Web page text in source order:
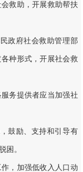
救助，开展救助帮扶
政府社会救助管理部
种形式，开展社会救
务提供者应当加强社
鼓励、支持和引导有
困。
，加强低收入人口动